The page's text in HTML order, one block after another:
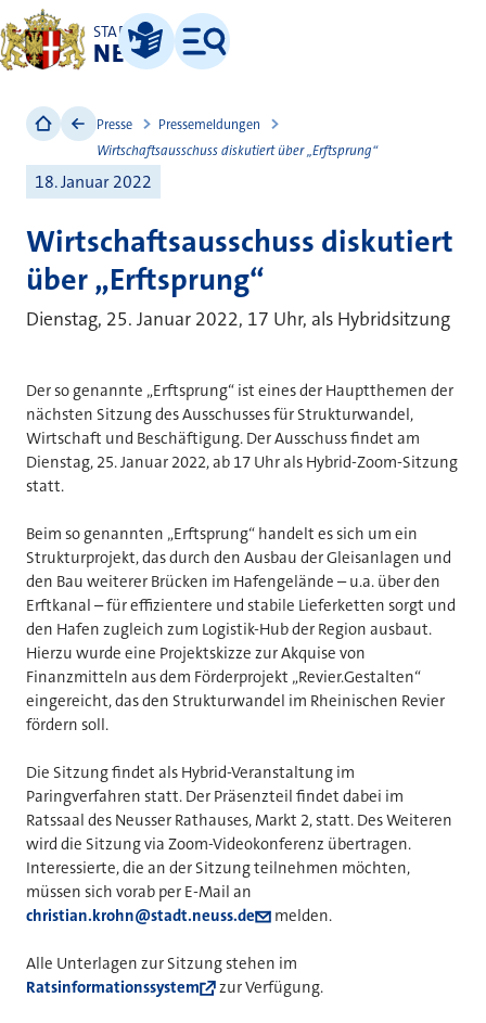
STADT
NEUSS
Leichte Sprache
Menü
Presse
Pressemeldungen
Wirtschaftsausschuss diskutiert über „Erftsprung“
18. Januar 2022
Wirtschaftsausschuss diskutiert
über „Erftsprung“
Dienstag, 25. Januar 2022, 17 Uhr, als Hybridsitzung
Der so genannte „Erftsprung“ ist eines der Hauptthemen der
nächsten Sitzung des Ausschusses für Strukturwandel,
Wirtschaft und Beschäftigung. Der Ausschuss findet am
Dienstag, 25. Januar 2022, ab 17 Uhr als Hybrid-Zoom-Sitzung
statt.
Beim so genannten „Erftsprung“ handelt es sich um ein
Strukturprojekt, das durch den Ausbau der Gleisanlagen und
den Bau weiterer Brücken im Hafengelände – u.a. über den
Erftkanal – für effizientere und stabile Lieferketten sorgt und
den Hafen zugleich zum Logistik-Hub der Region ausbaut.
Hierzu wurde eine Projektskizze zur Akquise von
Finanzmitteln aus dem Förderprojekt „Revier.Gestalten“
eingereicht, das den Strukturwandel im Rheinischen Revier
fördern soll.
Die Sitzung findet als Hybrid-Veranstaltung im
Paringverfahren statt. Der Präsenzteil findet dabei im
Ratssaal des Neusser Rathauses, Markt 2, statt. Des Weiteren
wird die Sitzung via Zoom-Videokonferenz übertragen.
Interessierte, die an der Sitzung teilnehmen möchten,
müssen sich vorab per E-Mail an
christian.krohn@stadt.neuss.de
melden.
Alle Unterlagen zur Sitzung stehen im
Ratsinformationssystem
zur Verfügung.